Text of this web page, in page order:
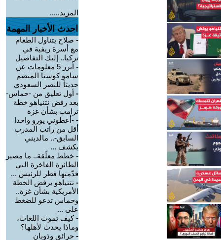
المزيد.....
احدث الأخبار المهمة
- صلاح يتناول الطعام
مع أسرة ريفية في
تركيا.. إليك التفاصيل
-
أبرز 5 معلومات عن
سامو كوستا المنضم
حديثاً للنصر السعودي
- أول تعليق من -حماس-
بعد رفض نتنياهو خطة
ترامب بشأن غزة
- -أعطوني يورو واحدا
أقل من راتب المدرب
السابق-.. مالديني
يكشف ...
- خطط معلّقة.. ما مصير
الطائرة الفاخرة التي
قدّمتها قطر للرئيس ...
- نتنياهو يرفض الخطة
الأمريكية بشأن غزة..
وحماس تدعو للضغط
على ...
-كيف تموت اللغات،
وماذا يحدث لأهلها؟
- حرائق وذوبان